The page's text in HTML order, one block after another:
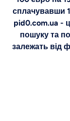
сплачувавши
pid0.com.ua -
пошуку та
залежать від